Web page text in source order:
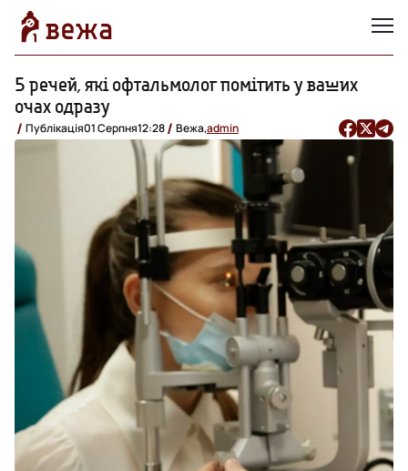
5 речей, які офтальмолог помітить у ваших
очах одразу
Публікація01 Серпня12:28 Вежа,admin